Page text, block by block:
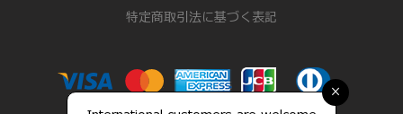
×
特定商取引法に基づく表記